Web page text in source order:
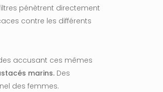
pénètrent directement
contre les différents
accusant ces mêmes
marins. Des
des femmes.